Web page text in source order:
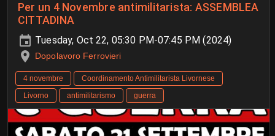
Per un 4 Novembre antimilitarista: ASSEMBLEA
CITTADINA
Tuesday, Oct 22, 05:30 PM-07:45 PM (2024)
Dopolavoro Ferrovieri
4 novembre
Coordinamento Antimilitarista Livornese
Livorno
antimilitarismo guerra